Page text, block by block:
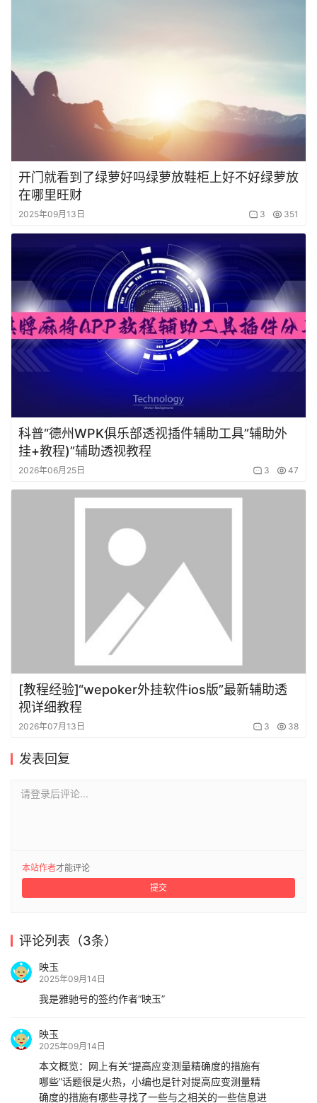
开门就看到了绿萝好吗绿萝放鞋柜上好不好绿萝放
在哪里旺财
2025年09月13日 3 351
科普“德州WPK俱乐部透视插件辅助工具”辅助外
挂+教程)”辅助透视教程
2026年06月25日 3 47
[教程经验]“wepoker外挂软件ios版”最新辅助透
视详细教程
2026年07月13日 3 38
发表回复
请登录后评论...
本站作者才能评论
提交
评论列表（3条）
映玉
2025年09月14日
我是雅驰号的签约作者“映玉”
映玉
2025年09月14日
本文概览：网上有关“提高应变测量精确度的措施有
哪些”话题很是火热，小编也是针对提高应变测量精
确度的措施有哪些寻找了一些与之相关的一些信息进